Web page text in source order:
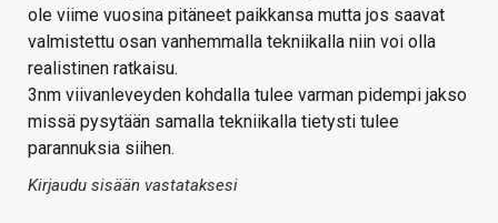
ole viime vuosina pitäneet paikkansa mutta jos saavat
valmistettu osan vanhemmalla tekniikalla niin voi olla
realistinen ratkaisu.
3nm viivanleveyden kohdalla tulee varman pidempi jakso
missä pysytään samalla tekniikalla tietysti tulee
parannuksia siihen.
Kirjaudu sisään vastataksesi